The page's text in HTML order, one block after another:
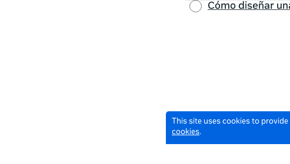
This site uses cookies to
cookies.
Cómo diseñar